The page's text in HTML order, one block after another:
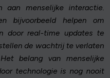
aan menselijke interactie.
bijvoorbeeld helpen om
door real-time updates te
de wachtrij te verlaten
belang van menselijke
technologie is nog nooit